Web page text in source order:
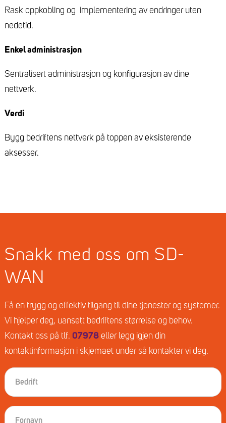
Rask oppkobling og implementering av endringer uten
nedetid.
Enkel administrasjon
Sentralisert administrasjon og konfigurasjon av dine
nettverk.
Verdi
Bygg bedriftens nettverk på toppen av eksisterende
aksesser.
Snakk med oss om SD-
WAN
Få en trygg og effektiv tilgang til dine tjenester og systemer.
Vi hjelper deg, uansett bedriftens størrelse og behov.
Kontakt oss på tlf. 07978 eller legg igjen din
kontaktinformasjon i skjemaet under så kontakter vi deg.
B
d
r
K